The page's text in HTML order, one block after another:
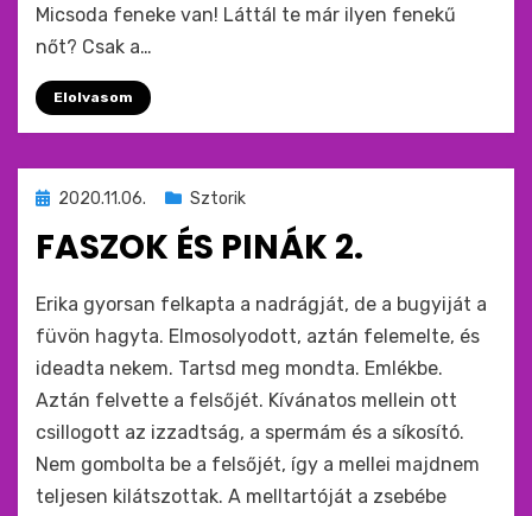
Micsoda feneke van! Láttál te már ilyen fenekű
nőt? Csak a…
Elolvasom
Beküldve
2020.11.06. Sztorik
FASZOK ÉS PINÁK 2.
by
Erika gyorsan felkapta a nadrágját, de a bugyiját a
füvön hagyta. Elmosolyodott, aztán felemelte, és
ideadta nekem. Tartsd meg mondta. Emlékbe.
Aztán felvette a felsőjét. Kívánatos mellein ott
csillogott az izzadtság, a spermám és a síkosító.
Nem gombolta be a felsőjét, így a mellei majdnem
teljesen kilátszottak. A melltartóját a zsebébe